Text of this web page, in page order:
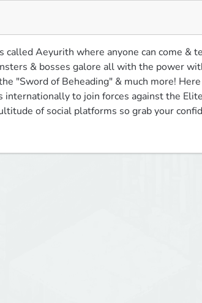
Aeyurith where anyone can come &
& bosses galore all with the power
"Sword of Beheading" & much more!
to join forces against the
of social platforms so grab your